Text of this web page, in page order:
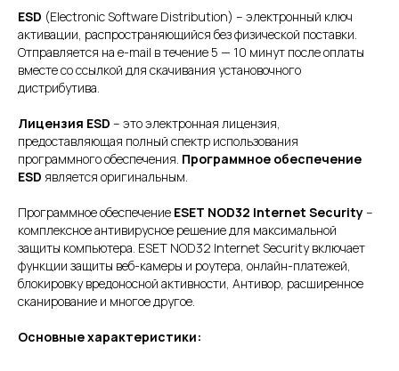
ESD (Electronic Software Distribution) – электронный ключ
активации, распространяющийся без физической поставки.
Отправляется на e-mail в течение 5 — 10 минут после оплаты
вместе со ссылкой для скачивания установочного
дистрибутива.
Лицензия ESD – это электронная лицензия,
предоставляющая полный спектр использования
программного обеспечения. Программное обеспечение
ESD является оригинальным.
Программное обеспечение ESET NOD32 Internet Security–
комплексное антивирусное решение для максимальной
защиты компьютера. ESET NOD32 Internet Security включает
функции защиты веб-камеры и роутера, онлайн-платежей,
блокировку вредоносной активности, Антивор, расширенное
сканирование и многое другое.
Основные характеристики: